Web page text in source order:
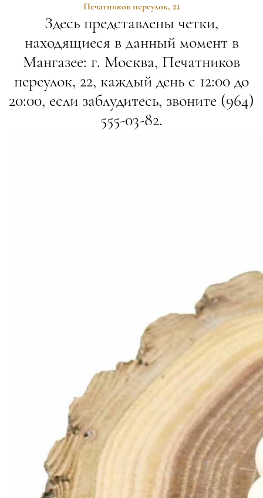
Печатников переулок, 22
Здесь представлены четки,
находящиеся в данный момент в
Мангазее: г. Москва, Печатников
переулок, 22, каждый день с 12:00 до
20:00, если заблудитесь, звоните (964)
555-03-82.